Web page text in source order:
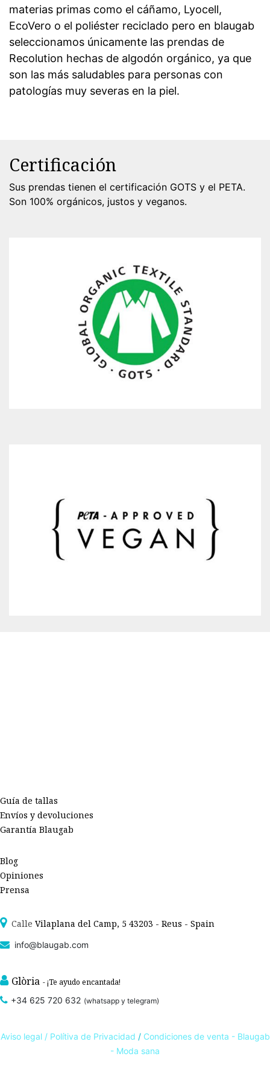
materias primas como el cáñamo, Lyocell,
EcoVero o el poliéster reciclado pero en blaugab
seleccionamos únicamente las prendas de
Recolution hechas de algodón orgánico, ya que
son las más saludables para personas con
patologías muy severas en la piel.
Certificación
Sus prendas tienen el certificación GOTS y el PETA.
Son 100% orgánicos, justos y veganos.
Guía de tallas
Envíos y devoluciones
Garantía Blaugab
Blog
Opiniones
Prensa
Calle Vilaplana del Camp, 5 43203 - Reus - Spain
info@blaugab.com
Glòria - ¡Te ayudo encantada!
+34 625 720 632 (whatsapp y telegram)
Aviso legal / Polítiva de Privacidad / Condiciones de venta - Blaugab
- Moda sana